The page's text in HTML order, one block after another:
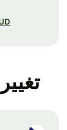
AUD إلى CAD